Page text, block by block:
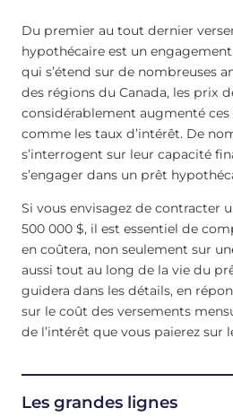
Du premier au tout dernier
hypothécaire est un
qui s’étend sur de nombreuses
des régions du Canada, les prix
considérablement augmenté ces
comme les taux d’intérêt. De
s’interrogent sur leur capacité
s’engager dans un prêt
Si vous envisagez de contracter
500 000 $, il est essentiel de
en coûtera, non seulement sur
aussi tout au long de la vie du
guidera dans les détails, en
sur le coût des versements
de l’intérêt que vous paierez sur
Les grandes lignes